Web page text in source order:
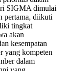
SIGMA dimulai
pertama, diikuti
tingkat
akan
kesempatan
yang kompeten
dalam